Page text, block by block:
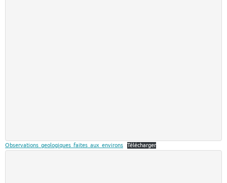
Observations_geologiques_faites_aux_environs Télécharger